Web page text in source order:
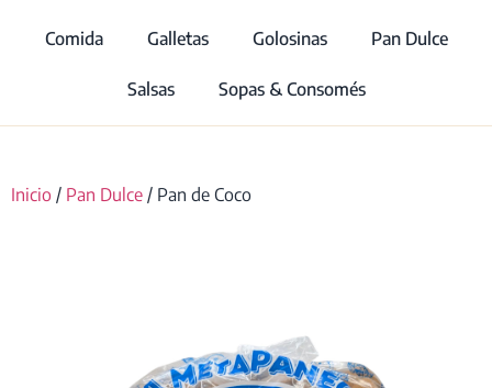
Comida Galletas Golosinas Pan Dulce
Salsas Sopas & Consomés
Inicio / Pan Dulce / Pan de Coco